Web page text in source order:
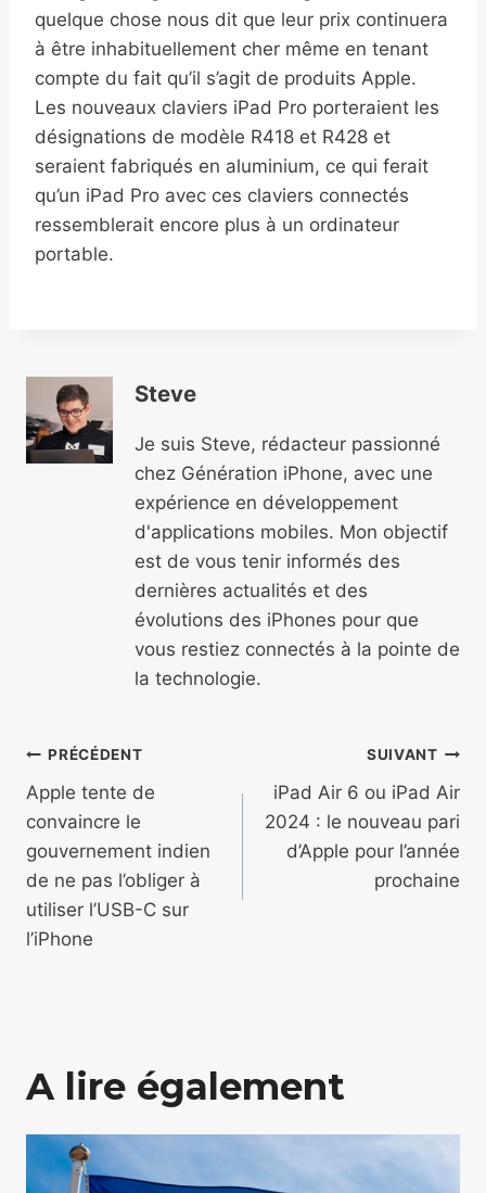
quelque chose nous dit que leur prix continuera
à être inhabituellement cher même en tenant
compte du fait qu’il s’agit de produits Apple.
Les nouveaux claviers iPad Pro porteraient les
désignations de modèle R418 et R428 et
seraient fabriqués en aluminium, ce qui ferait
qu’un iPad Pro avec ces claviers connectés
ressemblerait encore plus à un ordinateur
portable.
Steve
Je suis Steve, rédacteur passionné
chez Génération iPhone, avec une
expérience en développement
d'applications mobiles. Mon objectif
est de vous tenir informés des
dernières actualités et des
évolutions des iPhones pour que
vous restiez connectés à la pointe de
la technologie.
Navigation
de
l’article
PRÉCÉDENT
Apple tente de
convaincre le
gouvernement indien
de ne pas l’obliger à
utiliser l’USB-C sur
l’iPhone
SUIVANT
iPad Air 6 ou iPad Air
2024 : le nouveau pari
d’Apple pour l’année
prochaine
A lire également